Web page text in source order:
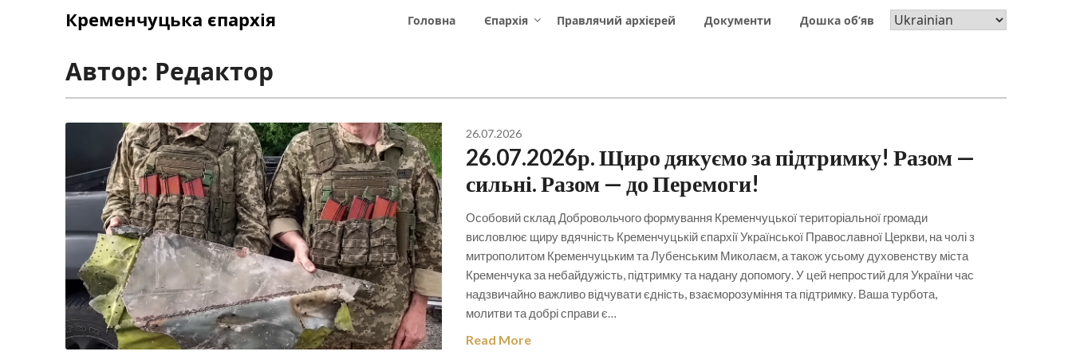
Кременчуцька єпархія Головна Єпархія Правлячий архієрей Документи Дошка об’яв
Автор: Редактор
26.07.2026
26.07.2026р. Щиро дякуємо за підтримку! Разом —
сильні. Разом — до Перемоги!
Особовий склад Добровольчого формування Кременчуцької територіальної громади
висловлює щиру вдячність Кременчуцькій єпархії Української Православної Церкви, на чолі з
митрополитом Кременчуцьким та Лубенським Миколаєм, а також усьому духовенству міста
Кременчука за небайдужість, підтримку та надану допомогу. У цей непростий для України час
надзвичайно важливо відчувати єдність, взаєморозуміння та підтримку. Ваша турбота,
молитви та добрі справи є…
Read More